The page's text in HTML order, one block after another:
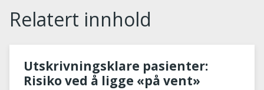
Relatert innhold
Utskrivningsklare pasienter:
Risiko ved å ligge «på vent»